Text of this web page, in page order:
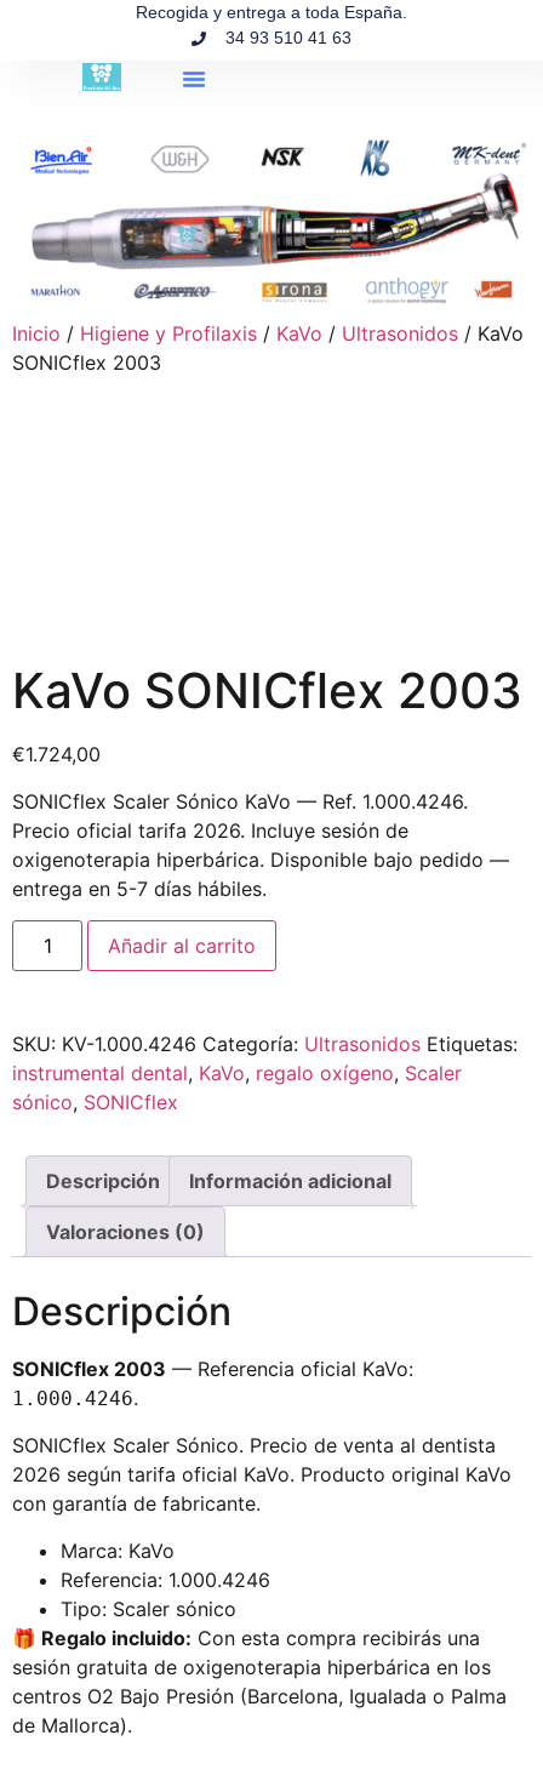
Recogida y entrega a toda España.
34 93 510 41 63
Inicio / Higiene y Profilaxis / KaVo / Ultrasonidos / KaVo
SONICflex 2003
KaVo SONICflex 2003
€1.724,00
SONICflex Scaler Sónico KaVo — Ref. 1.000.4246.
Precio oficial tarifa 2026. Incluye sesión de
oxigenoterapia hiperbárica. Disponible bajo pedido —
entrega en 5-7 días hábiles.
Añadir al carrito
SKU: KV-1.000.4246 Categoría: Ultrasonidos Etiquetas:
instrumental dental, KaVo, regalo oxígeno, Scaler
sónico, SONICflex
Descripción Información adicional
Valoraciones (0)
Descripción
SONICflex 2003 — Referencia oficial KaVo:
1.000.4246.
SONICflex Scaler Sónico. Precio de venta al dentista
2026 según tarifa oficial KaVo. Producto original KaVo
con garantía de fabricante.
Marca: KaVo
Referencia: 1.000.4246
Tipo: Scaler sónico
🎁 Regalo incluido: Con esta compra recibirás una
sesión gratuita de oxigenoterapia hiperbárica en los
centros O2 Bajo Presión (Barcelona, Igualada o Palma
de Mallorca).